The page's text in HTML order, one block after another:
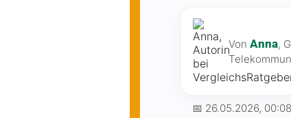
Von Anna,
📅 26.05.2026,